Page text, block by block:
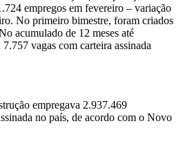
empregos em fevereiro – variação
No primeiro bimestre, foram criados
acumulado de 12 meses até
vagas com carteira assinada
empregava 2.937.469
no país, de acordo com o Novo